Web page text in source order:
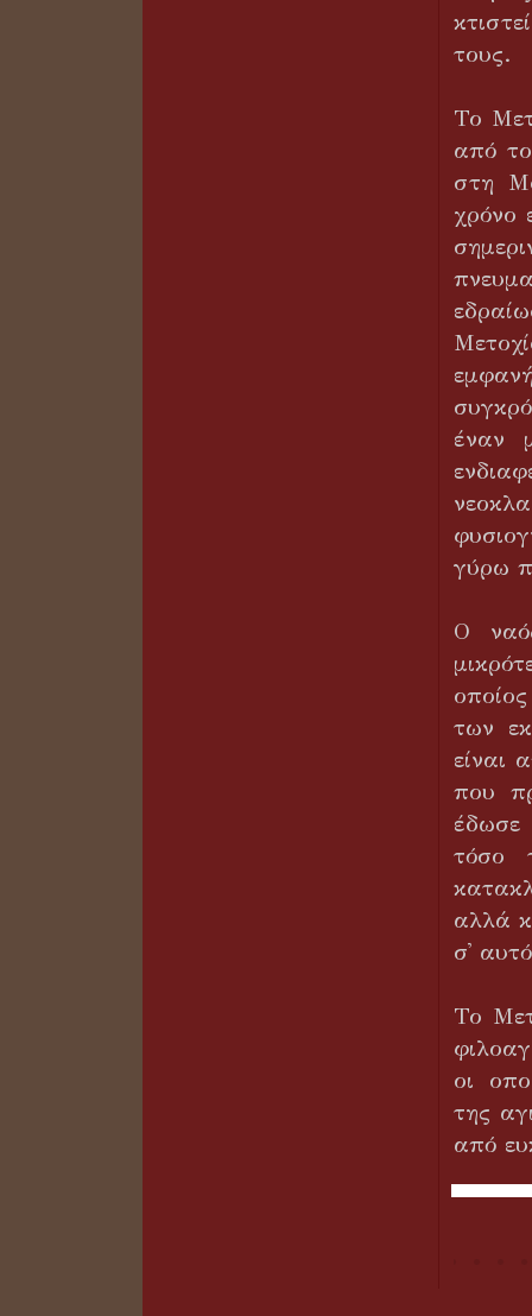
τους.
Το
από
στη
χρόνο
έναν
γύρω
Ο
των
είναι
που
έδωσε
τόσο
αλλά
σ᾽
Το
οι
της
από